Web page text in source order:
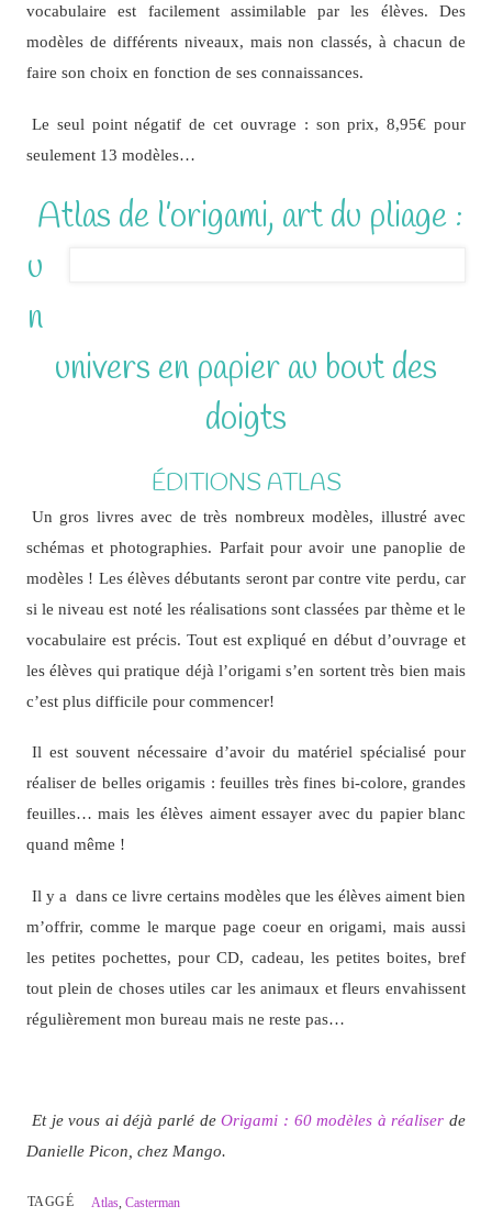
vocabulaire est facilement assimilable par les élèves. Des
modèles de différents niveaux, mais non classés, à chacun de
faire son choix en fonction de ses connaissances.
Le seul point négatif de cet ouvrage : son prix, 8,95€ pour
seulement 13 modèles…
Atlas de l’origami, art du pliage :
u
n
univers en papier au bout des
doigts
ÉDITIONS ATLAS
Un gros livres avec de très nombreux modèles, illustré avec
schémas et photographies. Parfait pour avoir une panoplie de
modèles ! Les élèves débutants seront par contre vite perdu, car
si le niveau est noté les réalisations sont classées par thème et le
vocabulaire est précis. Tout est expliqué en début d’ouvrage et
les élèves qui pratique déjà l’origami s’en sortent très bien mais
c’est plus difficile pour commencer!
Il est souvent nécessaire d’avoir du matériel spécialisé pour
réaliser de belles origamis : feuilles très fines bi-colore, grandes
feuilles… mais les élèves aiment essayer avec du papier blanc
quand même !
Il y a dans ce livre certains modèles que les élèves aiment bien
m’offrir, comme le marque page coeur en origami, mais aussi
les petites pochettes, pour CD, cadeau, les petites boites, bref
tout plein de choses utiles car les animaux et fleurs envahissent
régulièrement mon bureau mais ne reste pas…
Et je vous ai déjà parlé deOrigami : 60 modèles à réaliser de
Danielle Picon, chez Mango.
TAGGÉ Atlas ,Casterman